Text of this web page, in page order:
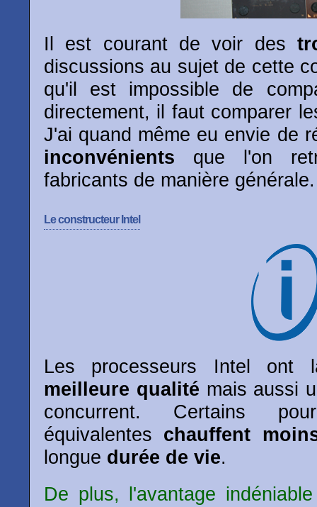
Il est courant de voir des
discussions au sujet de cette
qu'il est impossible de
directement, il faut comparer
J'ai quand même eu envie de
inconvénients que l'on
fabricants de manière générale.
Le constructeur Intel
Les processeurs Intel ont
meilleure qualité mais aussi
concurrent. Certains
équivalentes chauffent
longue durée de vie.
De plus, l'avantage